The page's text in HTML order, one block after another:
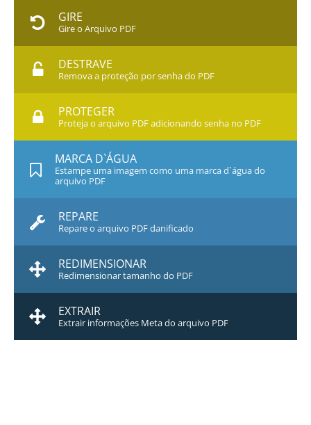
GIRE
Gire o Arquivo PDF
DESTRAVE
Remova a proteção por senha do PDF
PROTEGER
Proteja o arquivo PDF adicionando senha no PDF
MARCA D`ÁGUA
Estampe uma imagem como uma marca d`água do
arquivo PDF
REPARE
Repare o arquivo PDF danificado
REDIMENSIONAR
Redimensionar tamanho do PDF
EXTRAIR
Extrair informações Meta do arquivo PDF